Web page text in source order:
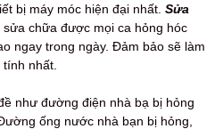
bị máy móc hiện đại nhất. Sửa
sửa chữa được mọi ca hỏng hóc
ngay trong ngày. Đảm bảo sẽ làm
nhất.
như đường điện nhà bạ bị hỏng
ống nước nhà bạn bị hỏng,